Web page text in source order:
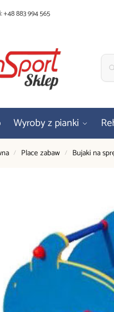
+48 883 994 565
Wyroby z pianki
/ Place zabaw / Bujaki na